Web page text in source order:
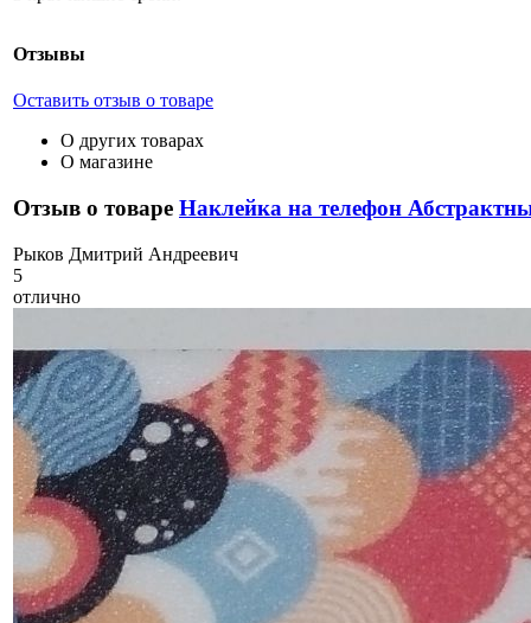
Отзывы
Оставить отзыв о товаре
О других товарах
О магазине
Отзыв о товаре Наклейка на телефон
Рыков Дмитрий Андреевич
5
отлично